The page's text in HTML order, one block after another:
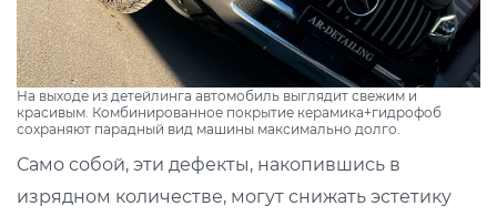
На выходе из детейлинга автомобиль выглядит свежим и
красивым. Комбинированное покрытие керамика+гидрофоб
сохраняют парадный вид машины максимально долго.
Само собой, эти дефекты, накопившись в
изрядном количестве, могут снижать эстетику